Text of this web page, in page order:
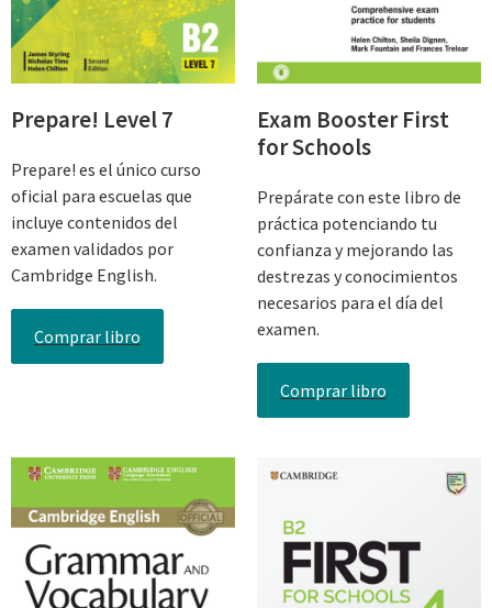
Prepare! Level 7
Prepare! es el único curso
oficial para escuelas que
incluye contenidos del
examen validados por
Cambridge English.
Comprar libro
Exam Booster First
for Schools
Prepárate con este libro de
práctica potenciando tu
confianza y mejorando las
destrezas y conocimientos
necesarios para el día del
examen.
Comprar libro